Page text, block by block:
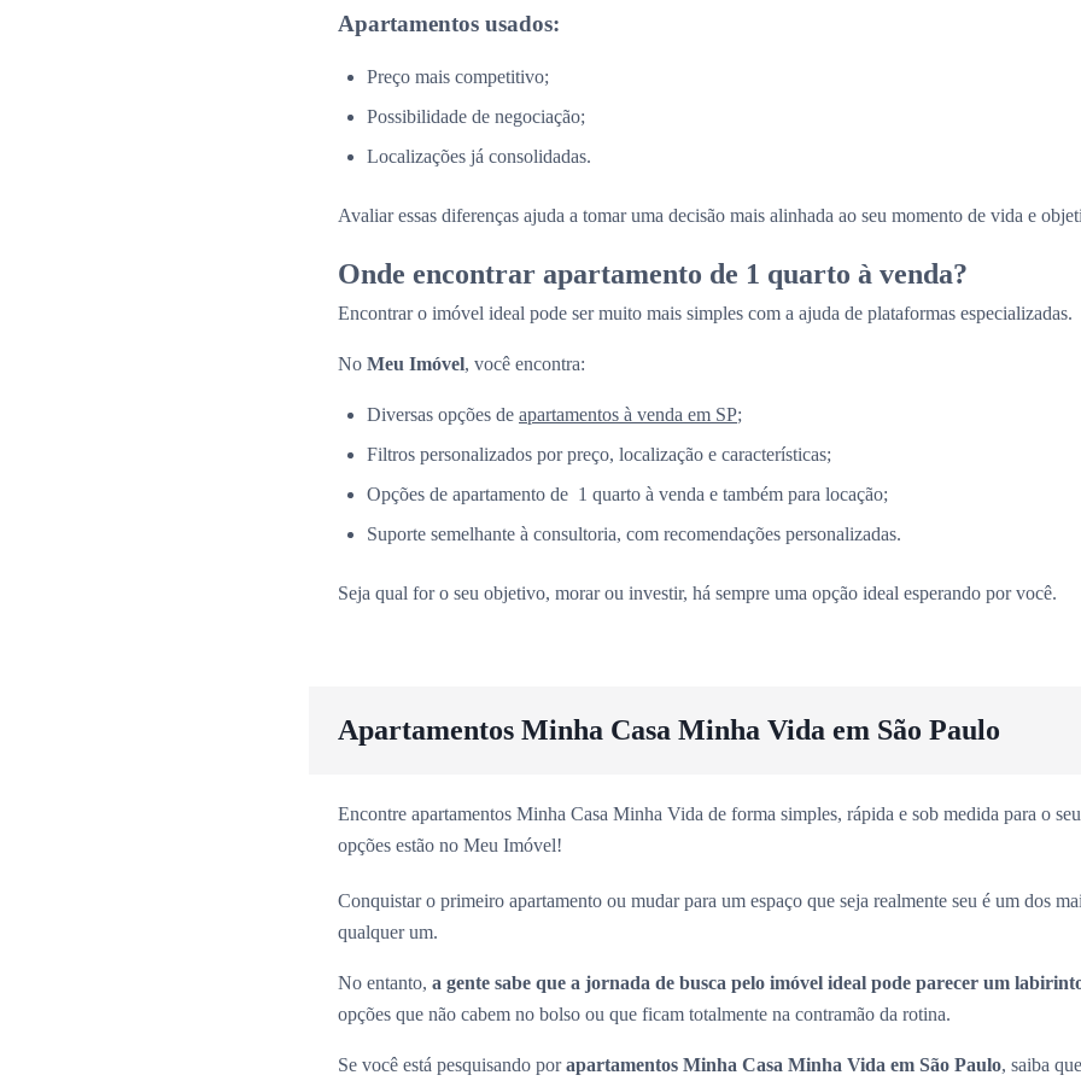
Apartamentos usados:
Preço mais competitivo;
Possibilidade de negociação;
Localizações já consolidadas.
Avaliar essas diferenças ajuda a tomar uma decisão mais alinhada ao seu momento de vida e
Onde encontrar apartamento de 1 quarto à venda?
Encontrar o imóvel ideal pode ser muito mais simples com a ajuda de plataformas especializadas.
No Meu Imóvel, você encontra:
Diversas opções de apartamentos à venda em SP;
Filtros personalizados por preço, localização e características;
Opções de apartamento de 1 quarto à venda e também para locação;
Suporte semelhante à consultoria, com recomendações personalizadas.
Seja qual for o seu objetivo, morar ou investir, há sempre uma opção ideal esperando por você.
Apartamentos Minha Casa Minha Vida em São Paulo
Encontre apartamentos Minha Casa Minha Vida de forma simples, rápida e sob medida para o
opções estão no Meu Imóvel!
Conquistar o primeiro apartamento ou mudar para um espaço que seja realmente seu é um dos
qualquer um.
No entanto, a gente sabe que a jornada de busca pelo imóvel ideal pode parecer um
opções que não cabem no bolso ou que ficam totalmente na contramão da rotina.
Se você está pesquisando porapartamentos Minha Casa Minha Vida em São Paulo, saiba